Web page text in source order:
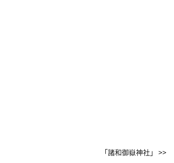
「諸和御嶽神社」 >>